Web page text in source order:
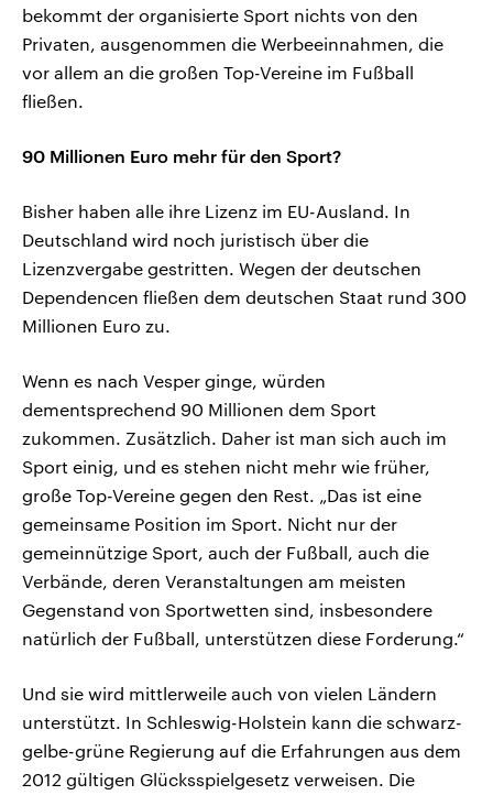
bekommt der organisierte Sport nichts von den
Privaten, ausgenommen die Werbeeinnahmen, die
vor allem an die großen Top-Vereine im Fußball
fließen.
90 Millionen Euro mehr für den Sport?
Bisher haben alle ihre Lizenz im EU-Ausland. In
Deutschland wird noch juristisch über die
Lizenzvergabe gestritten. Wegen der deutschen
Dependencen fließen dem deutschen Staat rund 300
Millionen Euro zu.
Wenn es nach Vesper ginge, würden
dementsprechend 90 Millionen dem Sport
zukommen. Zusätzlich. Daher ist man sich auch im
Sport einig, und es stehen nicht mehr wie früher,
große Top-Vereine gegen den Rest. „Das ist eine
gemeinsame Position im Sport. Nicht nur der
gemeinnützige Sport, auch der Fußball, auch die
Verbände, deren Veranstaltungen am meisten
Gegenstand von Sportwetten sind, insbesondere
natürlich der Fußball, unterstützen diese Forderung.“
Und sie wird mittlerweile auch von vielen Ländern
unterstützt. In Schleswig-Holstein kann die schwarz-
gelbe-grüne Regierung auf die Erfahrungen aus dem
2012 gültigen Glücksspielgesetz verweisen. Die